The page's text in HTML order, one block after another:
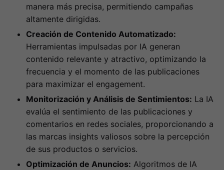
manera más precisa, permitiendo campañas
altamente dirigidas.
Creación de Contenido Automatizado:
Herramientas impulsadas por IA generan
contenido relevante y atractivo, optimizando la
frecuencia y el momento de las publicaciones
para maximizar el engagement.
Monitorización y Análisis de Sentimientos: La IA
evalúa el sentimiento de las publicaciones y
comentarios en redes sociales, proporcionando a
las marcas insights valiosos sobre la percepción
de sus productos o servicios.
Optimización de Anuncios: Algoritmos de IA